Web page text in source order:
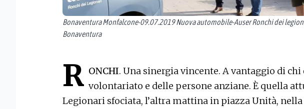
Bonaventura Monfalcone-09.07.2019 Nuova automobile-Auser Ronchi dei
Bonaventura
R ONCHI. Una sinergia vincente. A vantaggio di
volontariato e delle persone anziane. È quella
Legionari sfociata, l’altra mattina in piazza Unità,